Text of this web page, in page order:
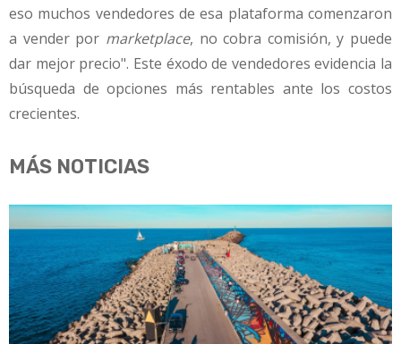
eso muchos vendedores de esa plataforma comenzaron
a vender por marketplace, no cobra comisión, y puede
dar mejor precio". Este éxodo de vendedores evidencia la
búsqueda de opciones más rentables ante los costos
crecientes.
MÁS NOTICIAS